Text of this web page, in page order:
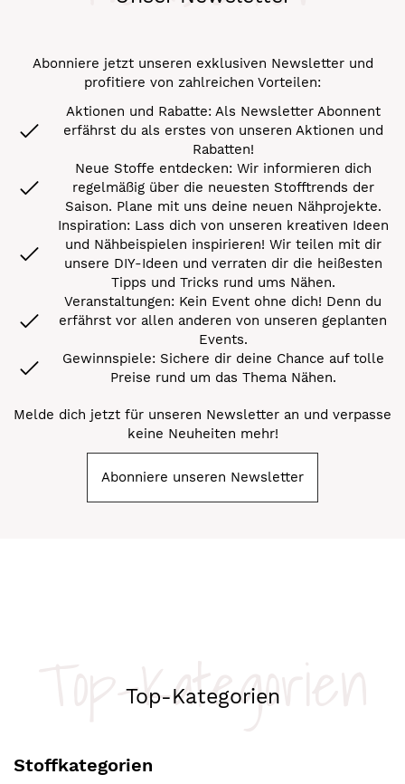
Abonniere jetzt unseren exklusiven Newsletter und
profitiere von zahlreichen Vorteilen:
Aktionen und Rabatte: Als Newsletter Abonnent
erfährst du als erstes von unseren Aktionen und
Rabatten!
Neue Stoffe entdecken: Wir informieren dich
regelmäßig über die neuesten Stofftrends der
Saison. Plane mit uns deine neuen Nähprojekte.
Inspiration: Lass dich von unseren kreativen Ideen
und Nähbeispielen inspirieren! Wir teilen mit dir
unsere DIY-Ideen und verraten dir die heißesten
Tipps und Tricks rund ums Nähen.
Veranstaltungen: Kein Event ohne dich! Denn du
erfährst vor allen anderen von unseren geplanten
Events.
Gewinnspiele: Sichere dir deine Chance auf tolle
Preise rund um das Thema Nähen.
Melde dich jetzt für unseren Newsletter an und verpasse
keine Neuheiten mehr!
Abonniere unseren Newsletter
Top-Kategorien
Top-Kategorien
Stoffkategorien